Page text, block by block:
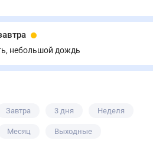
небольшой дождь
Завтра 3 дня Неделя
Месяц Выходные